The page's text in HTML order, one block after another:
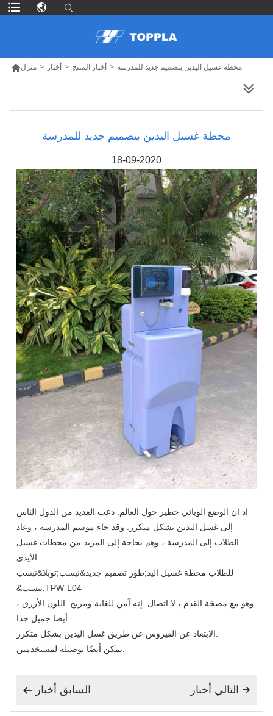
منزل > أخبار > أخبار المنتج > محطة غسيل اليدين بتصميم جديد للمدرسة
محطة غسيل اليدين بتصميم جديد للمدرسة
18-09-2020
اذ ان الوضع الوبائي خطير حول العالم. دعت العديد من الدول الناس
إلى غسل اليدين بشكل متكرر. وقد جاء موسم المدرسة ، وعاد
الطلاب إلى المدرسة ، وهم بحاجة إلى المزيد من محطات غسيل
توبلا&نبسب;
طور تصميم جديد&نبسب;محطة غسيل اليد للطلاب
&نبسب;TPW-L04
، وهو مع مضخة القدم ، لا اتصال. إنه آمن للغاية ومريح. اللون الأزرق
 السابق أخبار  التالي أخبار